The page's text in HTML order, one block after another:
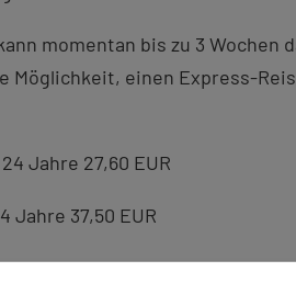
momentan bis zu 3 Wochen
Möglichkeit, einen Express-
Jahre 27,60 EUR
37,50 EUR
Jahre 69,50 EUR